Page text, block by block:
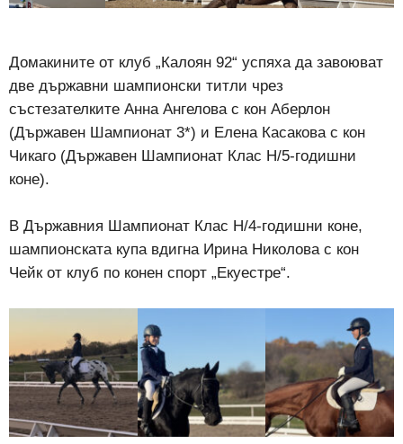
Домакините от клуб „Калоян 92“ успяха да завоюват
две държавни шампионски титли чрез
състезателките Анна Ангелова с кон Аберлон
(Държавен Шампионат 3*) и Елена Касакова с кон
Чикаго (Държавен Шампионат Клас Н/5-годишни
коне).
В Държавния Шампионат Клас Н/4-годишни коне,
шампионската купа вдигна Ирина Николова с кон
Чейк от клуб по конен спорт „Екуестре“.